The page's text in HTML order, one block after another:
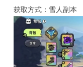
获取方式：雪人副本